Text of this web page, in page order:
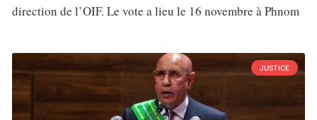
direction de l’OIF. Le vote a lieu le 16 novembre à Phnom
JUSTICE